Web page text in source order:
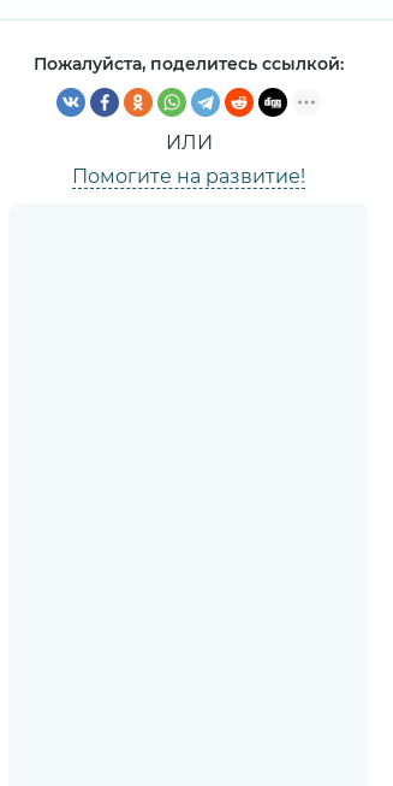
Пожалуйста, поделитесь ссылкой:
ИЛИ
Помогите на развитие!